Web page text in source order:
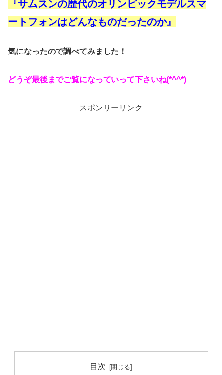
『サムスンの歴代のオリンピックモデルスマ
ートフォンはどんなものだったのか』
気になったので調べてみました！
どうぞ最後までご覧になっていって下さいね(*^^*)
スポンサーリンク
目次